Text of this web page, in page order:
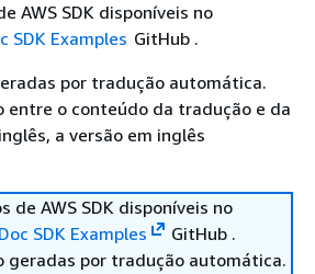
AWS SDK disponíveis no
SDK Examples GitHub .
por tradução automática.
entre o conteúdo da tradução e da
a versão em inglês
de AWS SDK disponíveis no
SDK Examples
GitHub .
geradas por tradução automática.